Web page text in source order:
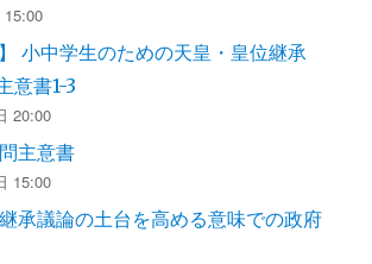
15:00
小中学生のための天皇・皇位継承
意書1-3
20:00
主意書
15:00
承議論の土台を高める意味での政府